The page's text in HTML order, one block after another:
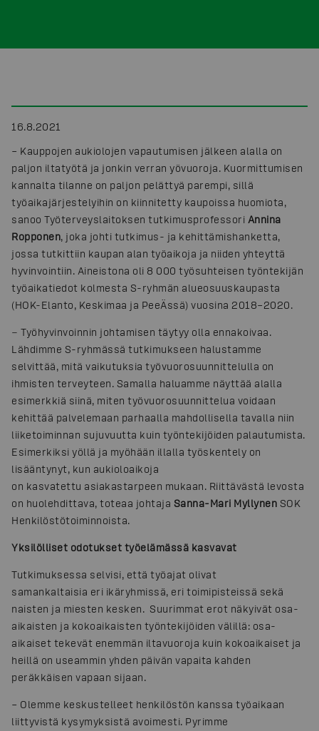
16.8.2021
– Kauppojen aukiolojen vapautumisen jälkeen alalla on
paljon iltatyötä ja jonkin verran yövuoroja. Kuormittumisen
kannalta tilanne on paljon pelättyä parempi, sillä
työaikajärjestelyihin on kiinnitetty kaupoissa huomiota,
sanoo Työterveyslaitoksen tutkimusprofessori Annina
Ropponen, joka johti tutkimus- ja kehittämishanketta,
jossa tutkittiin kaupan alan työaikoja ja niiden yhteyttä
hyvinvointiin. Aineistona oli 8 000 työsuhteisen työntekijän
työaikatiedot kolmesta S-ryhmän alueosuuskaupasta
(HOK-Elanto, Keskimaa ja PeeÄssä) vuosina 2018–2020.
− Työhyvinvoinnin johtamisen täytyy olla ennakoivaa.
Lähdimme S-ryhmässä tutkimukseen halustamme
selvittää, mitä vaikutuksia työvuorosuunnittelulla on
ihmisten terveyteen. Samalla haluamme näyttää alalla
esimerkkiä siinä, miten työvuorosuunnittelua voidaan
kehittää palvelemaan parhaalla mahdollisella tavalla niin
liiketoiminnan sujuvuutta kuin työntekijöiden palautumista.
Esimerkiksi yöllä ja myöhään illalla työskentely on
lisääntynyt, kun aukioloaikoja
on kasvatettu asiakastarpeen mukaan. Riittävästä levosta
on huolehdittava, toteaa johtaja Sanna-Mari Myllynen SOK
Henkilöstötoiminnoista.
Yksilölliset odotukset työelämässä kasvavat
Tutkimuksessa selvisi, että työajat olivat
samankaltaisia eri ikäryhmissä, eri toimipisteissä sekä
naisten ja miesten kesken. Suurimmat erot näkyivät osa-
aikaisten ja kokoaikaisten työntekijöiden välillä: osa-
aikaiset tekevät enemmän iltavuoroja kuin kokoaikaiset ja
heillä on useammin yhden päivän vapaita kahden
peräkkäisen vapaan sijaan.
– Olemme keskustelleet henkilöstön kanssa työaikaan
liittyvistä kysymyksistä avoimesti. Pyrimme